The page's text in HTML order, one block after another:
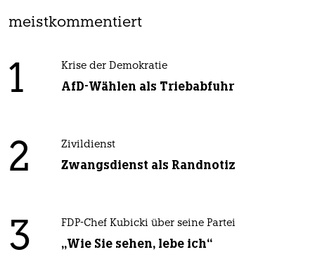
meistkommentiert
1 Krise der Demokratie
AfD-Wählen als Triebabfuhr
2 Zivildienst
Zwangsdienst als Randnotiz
3 FDP-Chef Kubicki über seine Partei
„Wie Sie sehen, lebe ich“